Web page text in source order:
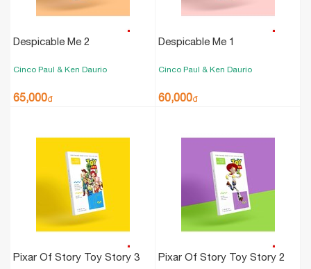
Despicable Me 2
Cinco Paul & Ken Daurio
65,000₫
Despicable Me 1
Cinco Paul & Ken Daurio
60,000₫
Pixar Of Story Toy Story 3 Pixar Of Story Toy Story 2